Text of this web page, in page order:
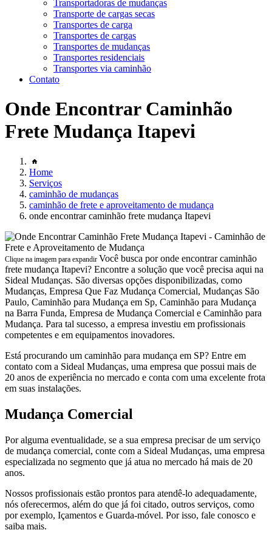
Transportadoras de mudanças
Transporte de cargas secas
Transportes de carga
Transportes de cargas
Transportes de mudanças
Transportes residenciais
Transportes via caminhão
Contato
Onde Encontrar Caminhão
Frete Mudança Itapevi
Home
Serviços
caminhão de mudanças
caminhão de frete e aproveitamento de mudança
onde encontrar caminhão frete mudança Itapevi
Clique na imagem para expandir Você busca por onde encontrar caminhão
frete mudança Itapevi? Encontre a solução que você precisa aqui na
Sideal Mudanças. São diversas opções disponibilizadas, como
Mudanças, Empresa Que Faz Mudança Comercial, Mudanças São
Paulo, Caminhão para Mudança em Sp, Caminhão para Mudança
na Barra Funda, Empresa de Mudança Comercial e Caminhão para
Mudança. Para tal sucesso, a empresa investiu em profissionais
competentes e em equipamentos inovadores.
Está procurando um caminhão para mudança em SP? Entre em
contato com a Sideal Mudanças, uma empresa que possui mais de
20 anos de experiência no mercado e conta com uma excelente frota
em suas instalações.
Mudança Comercial
Por alguma eventualidade, se a sua empresa precisar de um serviço
de mudança comercial, conte com a Sideal Mudanças, uma empresa
especializada no segmento que já atua no mercado há mais de 20
anos.
Nossos profissionais estão prontos para atendê-lo adequadamente,
nós oferecermos, além do que já foi citado, outros serviços, como
por exemplo, Içamentos e Guarda-móvel. Por isso, fale conosco e
saiba mais.